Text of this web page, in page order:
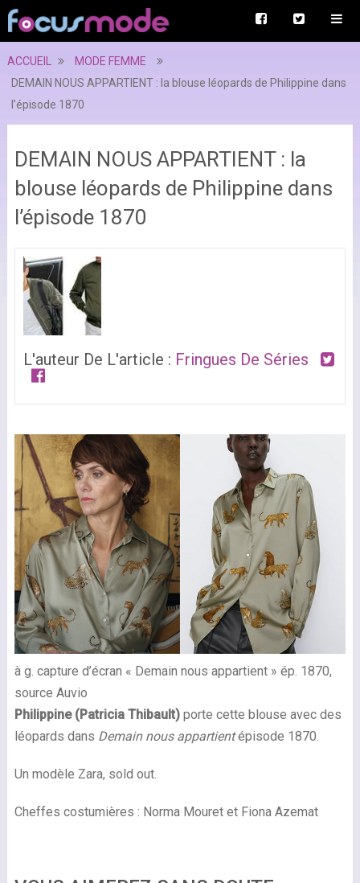
ACCUEIL
MODE FEMME
DEMAIN NOUS APPARTIENT : la blouse léopards de Philippine dans
l’épisode 1870
DEMAIN NOUS APPARTIENT : la
blouse léopards de Philippine dans
l’épisode 1870
L'auteur De L'article : Fringues De Séries
à g. capture d’écran « Demain nous appartient » ép. 1870,
source Auvio
Philippine (Patricia Thibault) porte cette blouse avec des
léopards dans Demain nous appartientépisode 1870.
Un modèle Zara, sold out.
Cheffes costumières : Norma Mouret et Fiona Azemat